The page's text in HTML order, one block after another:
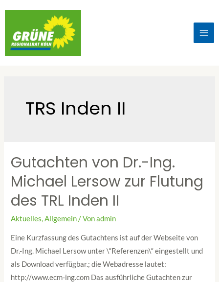
TRS Inden II
Gutachten von Dr.-Ing.
Michael Lersow zur Flutung
des TRL Inden II
Aktuelles,Allgemein/ Vonadmin
Eine Kurzfassung des Gutachtens ist auf der Webseite von
Dr.-Ing. Michael Lersow unter \“Referenzen\“ eingestellt und
als Download verfügbar.; die Webadresse lautet:
http://www.ecm-ing.com Das ausführliche Gutachten zur